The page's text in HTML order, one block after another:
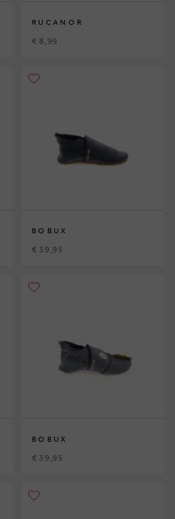
RUCANOR
€ 8,99
BOBUX
€ 39,95
BOBUX
€ 39,95